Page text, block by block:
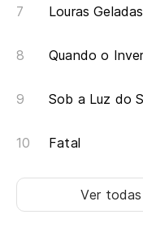
Louras Geladas
Quando o
Sob a Luz do
Fatal
Ver